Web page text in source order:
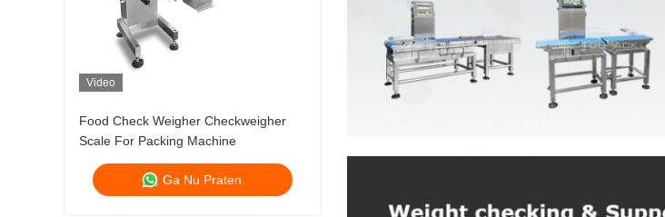
Video
Food Check Weigher Checkweigher
Scale For Packing Machine
Ga Nu Praten.